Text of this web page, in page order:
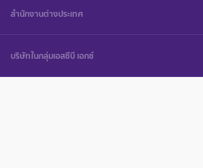
สำนักงานต่างประเทศ
บริษัทในกลุ่มเอสซีบี เอกซ์